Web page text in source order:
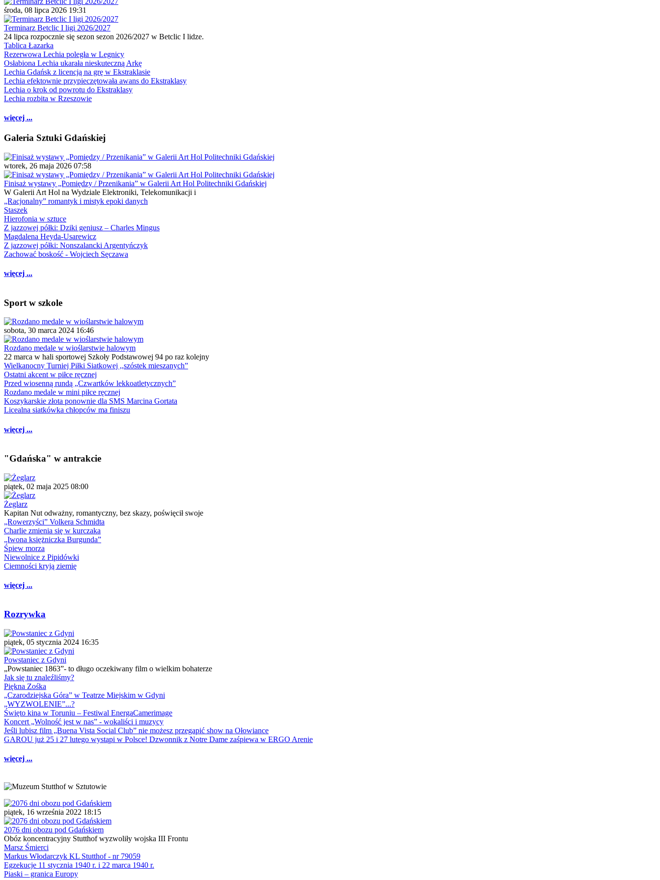
środa, 08 lipca 2026 19:31
Terminarz Betclic I ligi 2026/2027
24 lipca rozpocznie się sezon sezon 2026/2027 w Betclic I lidze.
Tablica Łazarka
Rezerwowa Lechia poległa w Legnicy
Osłabiona Lechia ukarała nieskuteczną Arkę
Lechia Gdańsk z licencją na grę w Ekstraklasie
Lechia efektownie przypieczętowała awans do Ekstraklasy
Lechia o krok od powrotu do Ekstraklasy
Lechia rozbita w Rzeszowie
więcej ...
Galeria Sztuki Gdańskiej
wtorek, 26 maja 2026 07:58
Finisaż wystawy „Pomiędzy / Przenikania” w Galerii Art Hol Politechniki Gdańskiej
W Galerii Art Hol na Wydziale Elektroniki, Telekomunikacji i
„Racjonalny” romantyk i mistyk epoki danych
Staszek
Hierofonia w sztuce
Z jazzowej półki: Dziki geniusz – Charles Mingus
Magdalena Heyda-Usarewicz
Z jazzowej półki: Nonszalancki Argentyńczyk
Zachować boskość - Wojciech Sęczawa
więcej ...
Sport w szkole
sobota, 30 marca 2024 16:46
Rozdano medale w wioślarstwie halowym
22 marca w hali sportowej Szkoły Podstawowej 94 po raz kolejny
Wielkanocny Turniej Piłki Siatkowej ,,szóstek mieszanych”
Ostatni akcent w piłce ręcznej
Przed wiosenną rundą „Czwartków lekkoatletycznych”
Rozdano medale w mini piłce ręcznej
Koszykarskie złota ponownie dla SMS Marcina Gortata
Licealna siatkówka chłopców ma finiszu
więcej ...
"Gdańska" w antrakcie
piątek, 02 maja 2025 08:00
Żeglarz
Kapitan Nut odważny, romantyczny, bez skazy, poświęcił swoje
„Rowerzyści” Volkera Schmidta
Charlie zmienia się w kurczaka
„Iwona księżniczka Burgunda”
Śpiew morza
Niewolnice z Pipidówki
Ciemności kryją ziemię
więcej ...
Rozrywka
piątek, 05 stycznia 2024 16:35
Powstaniec z Gdyni
„Powstaniec 1863”- to długo oczekiwany film o wielkim bohaterze
Jak się tu znaleźliśmy?
Piękna Zośka
„Czarodziejska Góra” w Teatrze Miejskim w Gdyni
„WYZWOLENIE”...?
Święto kina w Toruniu – Festiwal EnergaCamerimage
Koncert „Wolność jest w nas” - wokaliści i muzycy
Jeśli lubisz film „Buena Vista Social Club” nie możesz przegapić show na Ołowiance
GAROU już 25 i 27 lutego wystąpi w Polsce! Dzwonnik z Notre Dame zaśpiewa w ERGO Arenie
więcej ...
piątek, 16 września 2022 18:15
2076 dni obozu pod Gdańskiem
Obóz koncentracyjny Stutthof wyzwoliły wojska III Frontu
Marsz Śmierci
Markus Włodarczyk KL Stutthof - nr 79059
Egzekucje 11 stycznia 1940 r. i 22 marca 1940 r.
Piaski – granica Europy